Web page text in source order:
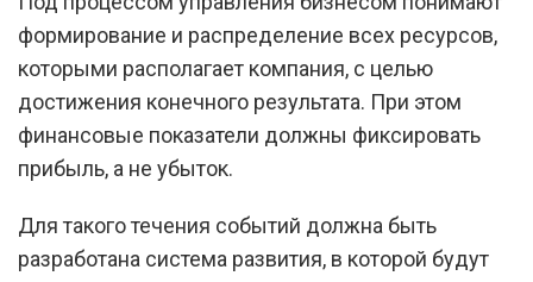
формирование и распределение всех ресурсов,
которыми располагает компания, с целью
достижения конечного результата. При этом
финансовые показатели должны фиксировать
прибыль, а не убыток.
Для такого течения событий должна быть
разработана система развития, в которой будут